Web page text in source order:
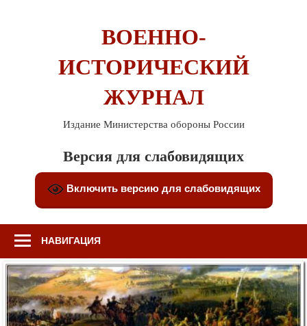
ВОЕННО-
ИСТОРИЧЕСКИЙ
ЖУРНАЛ
Издание Министерства обороны России
Версия для слабовидящих
Включить версию для слабовидящих
НАВИГАЦИЯ